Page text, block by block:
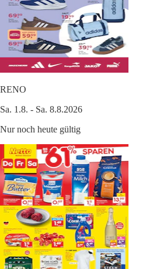
RENO
Sa. 1.8. - Sa. 8.8.2026
Nur noch heute gültig